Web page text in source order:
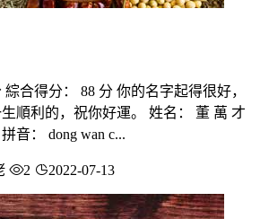
綜合得分： 88 分 你的名字起得很好，
順利的，祝你好運。 姓名： 董 萬 才
音： dong wan c...
2 2022-07-13